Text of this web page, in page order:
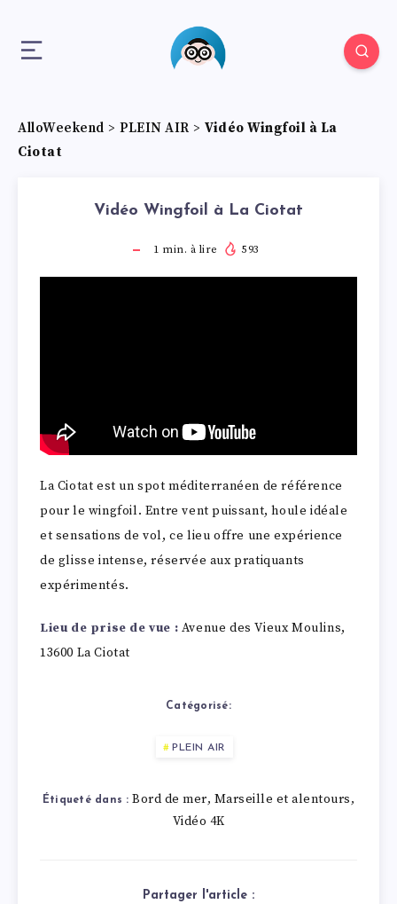
AlloWeekend > PLEIN AIR > Vidéo Wingfoil à La
Ciotat
Vidéo Wingfoil à La Ciotat
1 min. à lire 593
La Ciotat est un spot méditerranéen de référence
pour le wingfoil. Entre vent puissant, houle idéale
et sensations de vol, ce lieu offre une expérience
de glisse intense, réservée aux pratiquants
expérimentés.
Lieu de prise de vue : Avenue des Vieux Moulins,
13600 La Ciotat
Catégorisé:
PLEIN AIR
Étiqueté dans : Bord de mer, Marseille et alentours,
Vidéo 4K
Partager l'article :